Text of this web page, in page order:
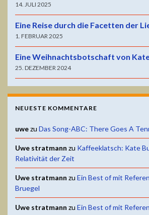
14. JULI 2025
Eine Reise durch die Facetten der
1. FEBRUAR 2025
Eine Weihnachtsbotschaft von
25. DEZEMBER 2024
NEUESTE KOMMENTARE
uwezu Das Song-ABC: There Goes A
Uwe stratmann zu Kaffeeklatsch: Kate
Relativität der Zeit
Uwe stratmann zu Ein Best of mit
Bruegel
Uwe stratmann zu Ein Best of mit